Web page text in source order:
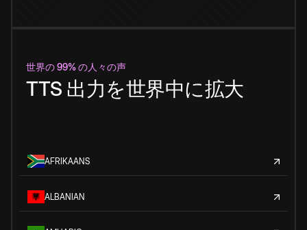
世界の 99% の人々の声
TTS 出力を世界中に拡大
AFRIKAANS
ALBANIAN